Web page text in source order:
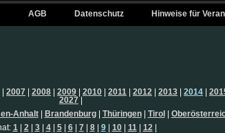
AGB Datenschutz Hinweise für
2007 2008 2009 2010 2011 2012 2013 2014
2027
Anhalt| Brandenburg| Thüringen| Tirol
1 2 3| 4| 5| 6| 7 8| 9| 10| 11 12